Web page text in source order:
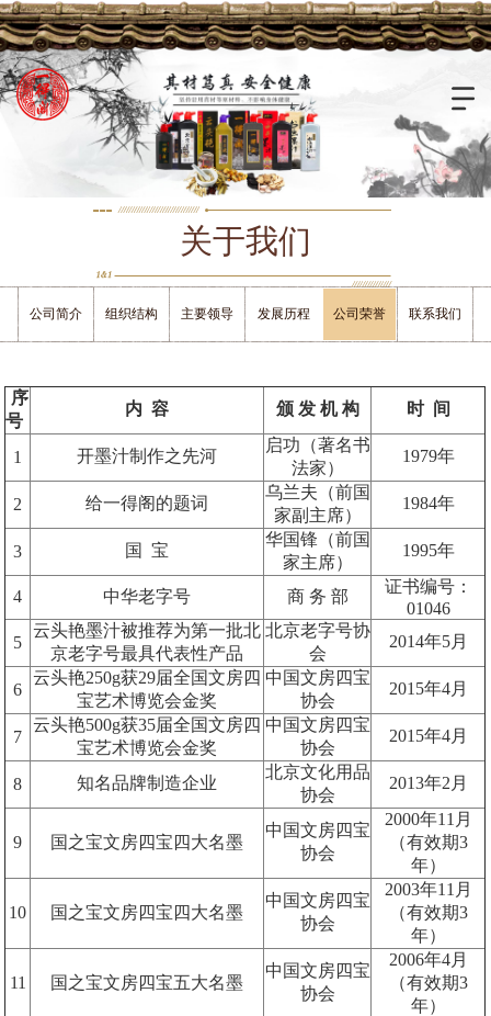
关于我们
公司简介 组织结构 主要领导 发展历程 公司荣誉 联系我们
序
号
内 容 颁 发 机 构 时 间
1 开墨汁制作之先河
启功（著名书
法家）
1979年
2 给一得阁的题词
乌兰夫（前国
家副主席）
1984年
3 国 宝
华国锋（前国
家主席）
1995年
4 中华老字号 商 务 部
证书编号：
01046
5
云头艳墨汁被推荐为第一批北
京老字号最具代表性产品
北京老字号协
会
2014年5月
6
云头艳250g获29届全国文房四
宝艺术博览会金奖
中国文房四宝
协会
2015年4月
7
云头艳500g获35届全国文房四
宝艺术博览会金奖
中国文房四宝
协会
2015年4月
8 知名品牌制造企业
北京文化用品
协会
2013年2 月
9 国之宝文房四宝四大名墨
中国文房四宝
协会
2000年11 月
（有效期3
年）
10 国之宝文房四宝四大名墨
中国文房四宝
协会
2003年11 月
（有效期3
年）
11 国之宝文房四宝五大名墨
中国文房四宝
协会
2006年4月
（有效期3
年）